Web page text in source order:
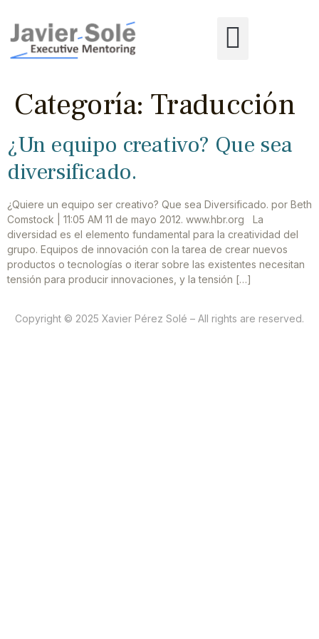
Categoría: Traducción
¿Un equipo creativo? Que sea
diversificado.
¿Quiere un equipo ser creativo? Que sea Diversificado. por Beth
Comstock | 11:05 AM 11 de mayo 2012. www.hbr.org La
diversidad es el elemento fundamental para la creatividad del
grupo. Equipos de innovación con la tarea de crear nuevos
productos o tecnologías o iterar sobre las existentes necesitan
tensión para producir innovaciones, y la tensión […]
Copyright © 2025 Xavier Pérez Solé – All rights are reserved.